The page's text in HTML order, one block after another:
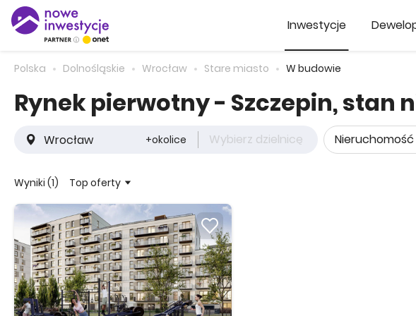
Inwestycje
Polska Dolnośląskie Wrocław Stare miasto W budowie
Rynek pierwotny - Szczepin, stan
+okolice Wybierz dzielnicę Nieruchomość
Wyniki (1) Top oferty